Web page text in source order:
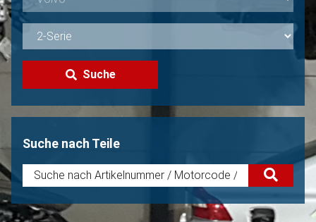
Suche
Suche nach Teile